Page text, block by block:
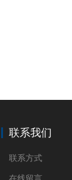
联系我们
联系方式